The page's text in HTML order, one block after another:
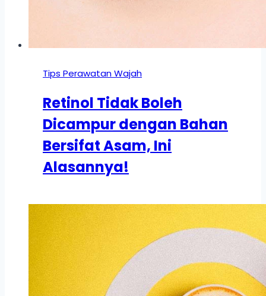
Tips Perawatan Wajah
Retinol Tidak Boleh
Dicampur dengan Bahan
Bersifat Asam, Ini
Alasannya!